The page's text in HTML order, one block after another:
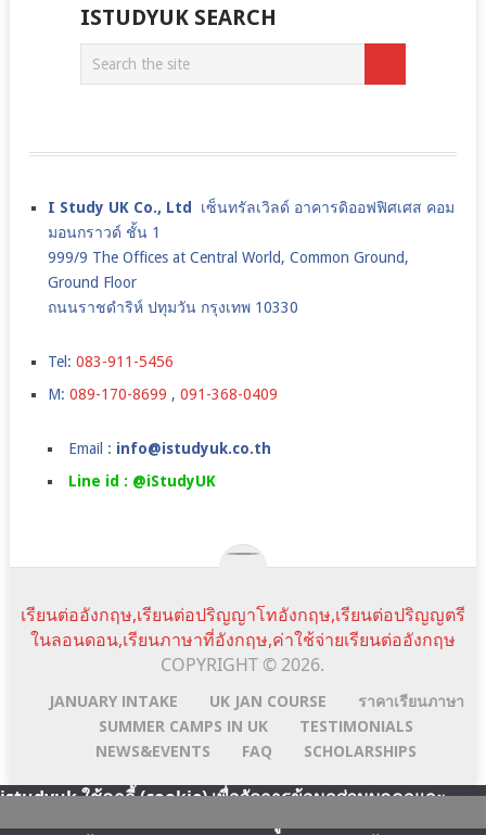
ISTUDYUK SEARCH
I Study UK Co., Ltd เซ็นทรัลเวิลด์ อาคารดิออฟฟิศเศส คอม
มอนกราวด์ ชั้น 1
999/9 The Offices at Central World, Common Ground,
Ground Floor
ถนนราชดำริห์ ปทุมวัน กรุงเทพ 10330
Tel: 083-911-5456
M: 089-170-8699 , 091-368-0409
Email : info@istudyuk.co.th
Line id : @iStudyUK
เรียนต่ออังกฤษ,เรียนต่อปริญญาโทอังกฤษ,เรียนต่อปริญญตรี
ในลอนดอน,เรียนภาษาที่อังกฤษ,ค่าใช้จ่ายเรียนต่ออังกฤษ
COPYRIGHT © 2026.
JANUARY INTAKE UK JAN COURSE
ราคาเรียนภาษา
SUMMER CAMPS IN UK
TESTIMONIALS
NEWS&EVENTS
FAQ SCHOLARSHIPS
Scroll Line:id Email FacebookYouTube
istudyuk ใช้คุกกี้ (cookie) เพื่อจัดการข้อมูลส่วนบุคคลและ